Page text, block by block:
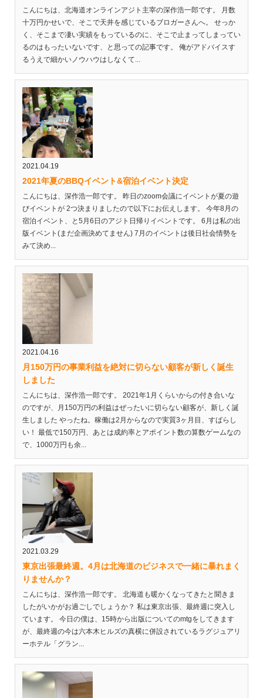
こんにちは、北海道オンラインアジト主宰の深作浩一郎です。 月数
十万円かせいで、そこで天井を感じているブロガーさんへ。 せっか
く、そこまで凄い実績をもっているのに、そこで止まってしまってい
るのはもったいないです、と思っての記事です。 俺がアドバイスす
るうえで細かいノウハウはしなくて...
2021.04.19
2021年夏のBBQイベント&宿泊イベント決定
こんにちは、深作浩一郎です。 昨日のzoom会議にイベントが夏の遊
びイベントが 2つ決まりましたので以下にお伝えします。 今年8月の
宿泊イベント、と5月6日のアジト日帰りイベントです。 6月は私の出
版イベント(まだ企画決めてません) 7月のイベントは後日社会情勢を
みて決め...
2021.04.16
月150万円の事業利益を絶対に切らない顧客が新しく誕生
しました
こんにちは、深作浩一郎です。 2021年1月くらいからの付き合いな
のですが、月150万円の利益はぜったいに切らない顧客が、新しく誕
生しました やったね。稼働は2月からなので実質3ヶ月目、すばらし
い！ 最低で150万円、あとは成約率とアポイント数の算数ゲームなの
で、1000万円も余...
2021.03.29
東京出張最終週。4月は北海道のビジネスで一緒に暴れまく
りませんか？
こんにちは、深作浩一郎です。 北海道も暖かくなってきたと聞きま
したがいかがお過ごしでしょうか？ 私は東京出張、最終週に突入し
ています。 今日の僕は、15時から出版についてのmtgをしてきます
が、最終週の今は六本木ヒルズの真横に併設されているラグジュアリ
ーホテル「グラン...